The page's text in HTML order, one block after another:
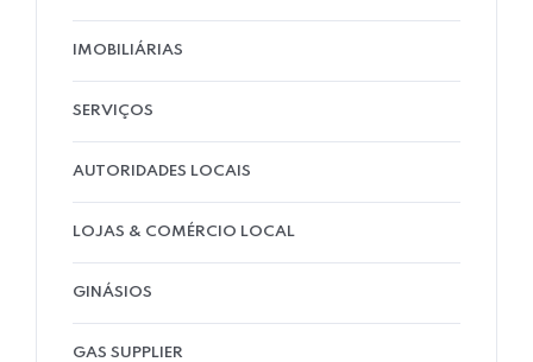
IMOBILIÁRIAS
SERVIÇOS
AUTORIDADES LOCAIS
LOJAS & COMÉRCIO LOCAL
GINÁSIOS
GAS SUPPLIER